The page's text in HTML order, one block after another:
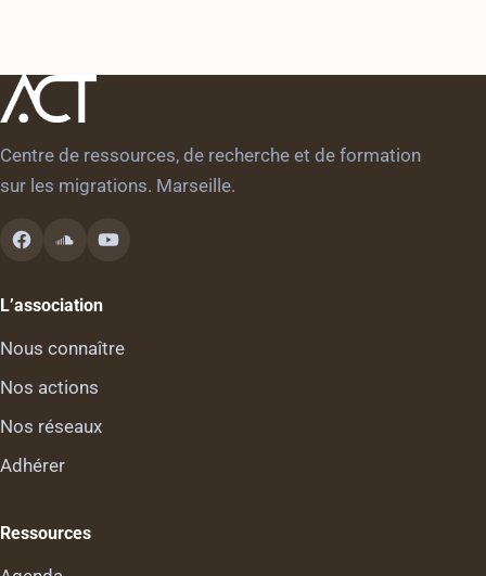
Centre de ressources, de recherche et de formation
sur les migrations. Marseille.
L’association
Nous connaître
Nos actions
Nos réseaux
Adhérer
Ressources